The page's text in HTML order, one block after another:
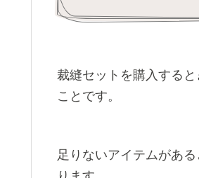
裁縫セットを購入すると
ことです。
足りないアイテムがあ